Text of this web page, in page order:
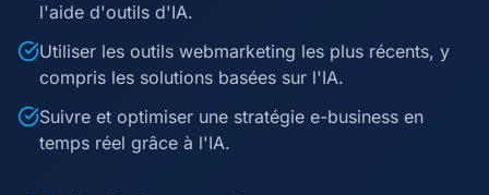
l'aide d'outils d'IA.
Utiliser les outils webmarketing les plus récents, y
compris les solutions basées sur l'IA.
Suivre et optimiser une stratégie e-business en
temps réel grâce à l'IA.